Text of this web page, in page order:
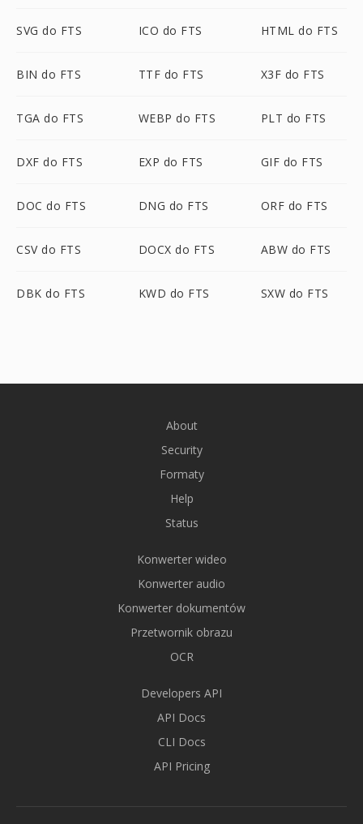
SVG do FTS ICO do FTS HTML do FTS
BIN do FTS TTF do FTS X3F do FTS
TGA do FTS WEBP do FTS PLT do FTS
DXF do FTS EXP do FTS GIF do FTS
DOC do FTS DNG do FTS ORF do FTS
CSV do FTS DOCX do FTS ABW do FTS
DBK do FTS KWD do FTS SXW do FTS
About
Security
Formaty
Help
Status
Konwerter wideo
Konwerter audio
Konwerter dokumentów
Przetwornik obrazu
OCR
Developers API
API Docs
CLI Docs
API Pricing